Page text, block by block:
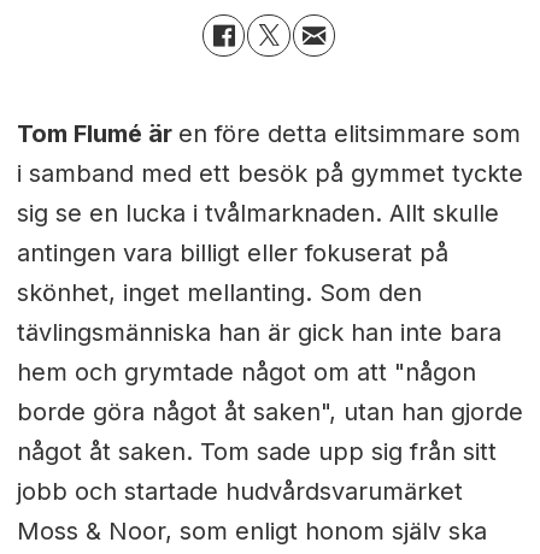
Tom Flumé är en före detta elitsimmare som
i samband med ett besök på gymmet tyckte
sig se en lucka i tvålmarknaden. Allt skulle
antingen vara billigt eller fokuserat på
skönhet, inget mellanting. Som den
tävlingsmänniska han är gick han inte bara
hem och grymtade något om att "någon
borde göra något åt saken", utan han gjorde
något åt saken. Tom sade upp sig från sitt
jobb och startade hudvårdsvarumärket
Moss & Noor, som enligt honom själv ska